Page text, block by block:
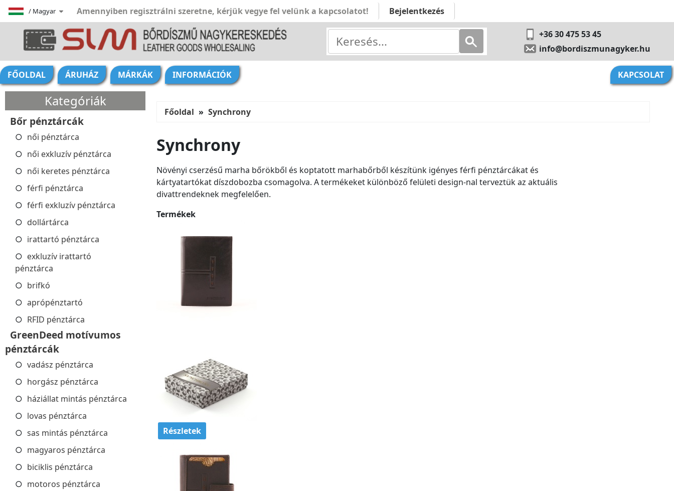
/ Magyar Amennyiben regisztrálni szeretne, kérjük vegye fel velünk a kapcsolatot! Bejelentkezés
+36 30 475 53 45
info@bordiszmunagyker.hu
FŐOLDAL ÁRUHÁZ MÁRKÁK INFORMÁCIÓK KAPCSOLAT
Kategóriák
Bőr pénztárcák
női pénztárca
női exkluzív pénztárca
női keretes pénztárca
férfi pénztárca
férfi exkluzív pénztárca
dollártárca
irattartó pénztárca
exkluzív irattartó
pénztárca
brifkó
aprópénztartó
RFID pénztárca
GreenDeed motívumos
pénztárcák
vadász pénztárca
horgász pénztárca
háziállat mintás pénztárca
lovas pénztárca
sas mintás pénztárca
magyaros pénztárca
biciklis pénztárca
motoros pénztárca
Főoldal Synchrony
Synchrony
Növényi cserzésű marha bőrökből és koptatott marhabőrből készítünk igényes férfi pénztárcákat és
kártyatartókat díszdobozba csomagolva. A termékeket különböző felületi design-nal terveztük az aktuális
divattrendeknek megfelelően.
Termékek
Részletek